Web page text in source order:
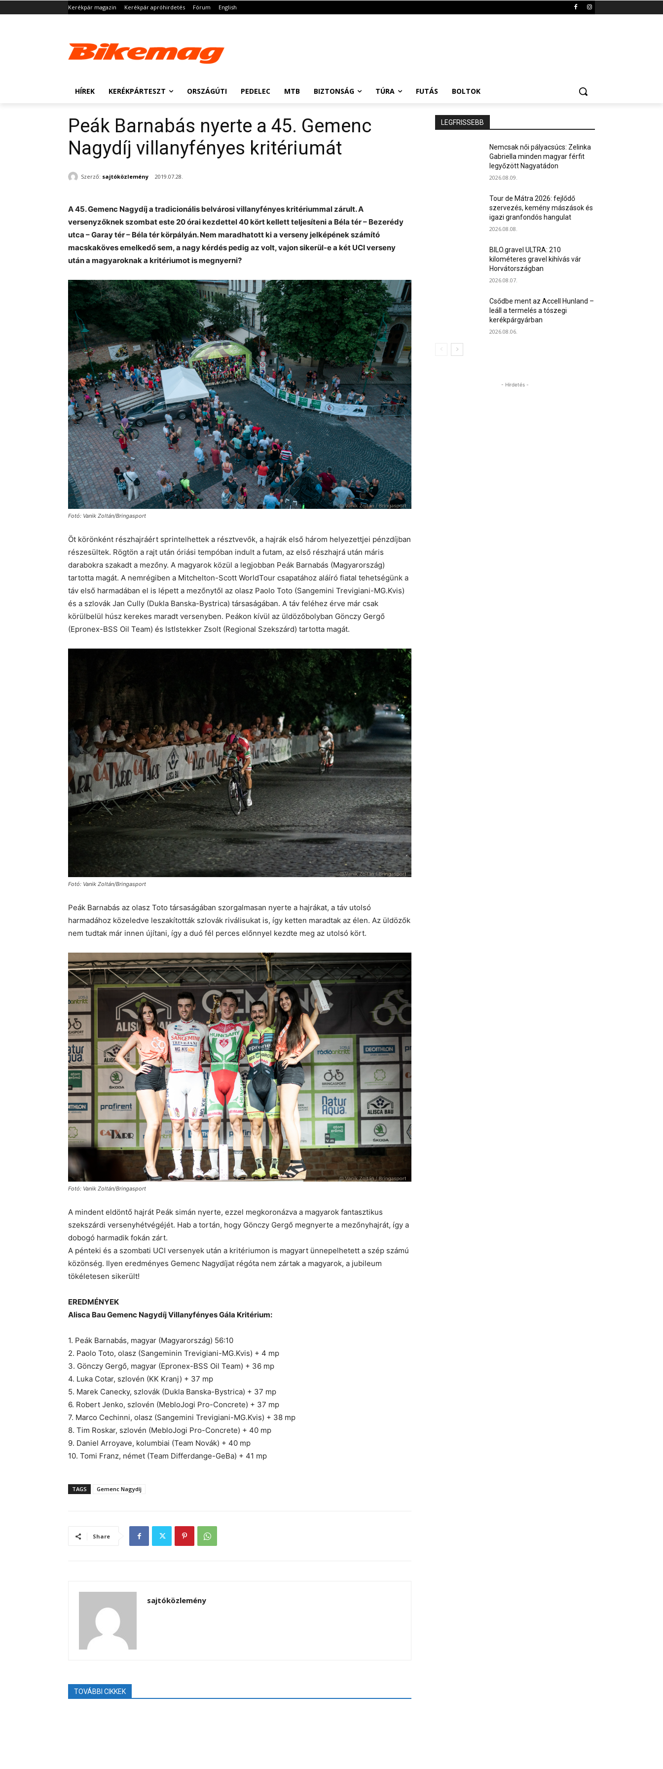
Kerékpár magazin Kerékpár apróhirdetés Fórum English
HÍREK KERÉKPÁRTESZT ORSZÁGÚTI PEDELEC MTB BIZTONSÁG TÚRA FUTÁS BOLTOK
Peák Barnabás nyerte a 45. Gemenc
Nagydíj villanyfényes kritériumát
Szerző: sajtóközlemény 2019.07.28.
A 45. Gemenc Nagydíj a tradicionális belvárosi villanyfényes kritériummal zárult. A
versenyzőknek szombat este 20 órai kezdettel 40 kört kellett teljesíteni a Béla tér – Bezerédy
utca – Garay tér – Béla tér körpályán. Nem maradhatott ki a verseny jelképének számító
macskaköves emelkedő sem, a nagy kérdés pedig az volt, vajon sikerül-e a két UCI verseny
után a magyaroknak a kritériumot is megnyerni?
Fotó: Vanik Zoltán/Bringasport
Öt körönként részhajráért sprintelhettek a résztvevők, a hajrák első három helyezettjei pénzdíjban
részesültek. Rögtön a rajt után óriási tempóban indult a futam, az első részhajrá után máris
darabokra szakadt a mezőny. A magyarok közül a legjobban Peák Barnabás (Magyarország)
tartotta magát. A nemrégiben a Mitchelton-Scott WorldTour csapatához aláíró fiatal tehetségünk a
táv első harmadában el is lépett a mezőnytől az olasz Paolo Toto (Sangemini Trevigiani-MG.Kvis)
és a szlovák Jan Cully (Dukla Banska-Bystrica) társaságában. A táv feléhez érve már csak
körülbelül húsz kerekes maradt versenyben. Peákon kívül az üldözőbolyban Gönczy Gergő
(Epronex-BSS Oil Team) és Istlstekker Zsolt (Regional Szekszárd) tartotta magát.
Fotó: Vanik Zoltán/Bringasport
Peák Barnabás az olasz Toto társaságában szorgalmasan nyerte a hajrákat, a táv utolsó
harmadához közeledve leszakították szlovák riválisukat is, így ketten maradtak az élen. Az üldözők
nem tudtak már innen újítani, így a duó fél perces előnnyel kezdte meg az utolsó kört.
Fotó: Vanik Zoltán/Bringasport
A mindent eldöntő hajrát Peák simán nyerte, ezzel megkoronázva a magyarok fantasztikus
szekszárdi versenyhétvégéjét. Hab a tortán, hogy Gönczy Gergő megnyerte a mezőnyhajrát, így a
dobogó harmadik fokán zárt.
A pénteki és a szombati UCI versenyek után a kritériumon is magyart ünnepelhetett a szép számú
közönség. Ilyen eredményes Gemenc Nagydíjat régóta nem zártak a magyarok, a jubileum
tökéletesen sikerült!
EREDMÉNYEK
Alisca Bau Gemenc Nagydíj Villanyfényes Gála Kritérium:
1. Peák Barnabás, magyar (Magyarország) 56:10
2. Paolo Toto, olasz (Sangeminin Trevigiani-MG.Kvis) + 4 mp
3. Gönczy Gergő, magyar (Epronex-BSS Oil Team) + 36 mp
4. Luka Cotar, szlovén (KK Kranj) + 37 mp
5. Marek Canecky, szlovák (Dukla Banska-Bystrica) + 37 mp
6. Robert Jenko, szlovén (MebloJogi Pro-Concrete) + 37 mp
7. Marco Cechinni, olasz (Sangemini Trevigiani-MG.Kvis) + 38 mp
8. Tim Roskar, szlovén (MebloJogi Pro-Concrete) + 40 mp
9. Daniel Arroyave, kolumbiai (Team Novák) + 40 mp
10. Tomi Franz, német (Team Differdange-GeBa) + 41 mp
TAGS Gemenc Nagydíj
Share
sajtóközlemény
TOVÁBBI CIKKEK
LEGFRISSEBB
Nemcsak női pályacsúcs: Zelinka
Gabriella minden magyar férfit
legyőzött Nagyatádon
2026.08.09.
Tour de Mátra 2026: fejlődő
szervezés, kemény mászások és
igazi granfondós hangulat
2026.08.08.
BILO.gravel ULTRA: 210
kilométeres gravel kihívás vár
Horvátországban
2026.08.07.
Csődbe ment az Accell Hunland –
leáll a termelés a tószegi
kerékpárgyárban
2026.08.06.
- Hirdetés -